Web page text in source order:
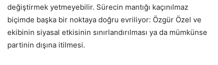
değiştirmek yetmeyebilir. Sürecin mantığı kaçınılmaz
biçimde başka bir noktaya doğru evriliyor: Özgür Özel ve
ekibinin siyasal etkisinin sınırlandırılması ya da mümkünse
partinin dışına itilmesi.